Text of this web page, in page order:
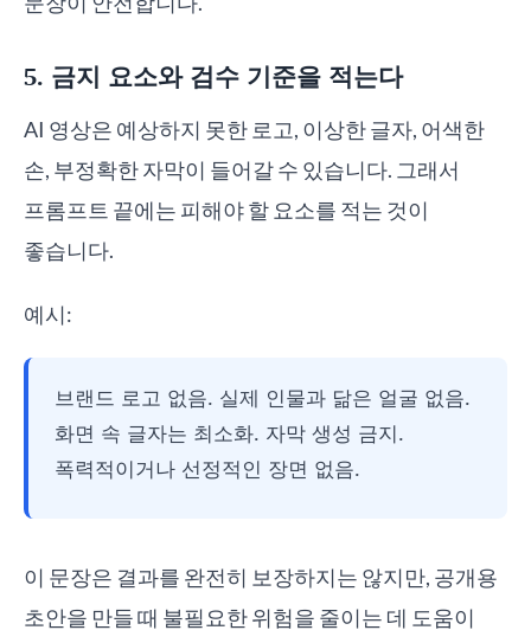
5. 금지 요소와 검수 기준을 적는다
AI 영상은 예상하지 못한 로고, 이상한 글자, 어색한
손, 부정확한 자막이 들어갈 수 있습니다. 그래서
프롬프트 끝에는 피해야 할 요소를 적는 것이
좋습니다.
예시:
브랜드 로고 없음. 실제 인물과 닮은 얼굴 없음.
화면 속 글자는 최소화. 자막 생성 금지.
폭력적이거나 선정적인 장면 없음.
이 문장은 결과를 완전히 보장하지는 않지만, 공개용
초안을 만들 때 불필요한 위험을 줄이는 데 도움이